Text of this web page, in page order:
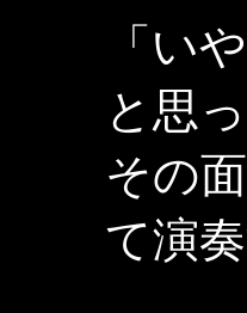
「い
と思
その
て演